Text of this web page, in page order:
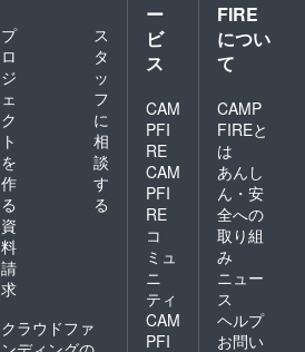
合は、
CAMPF
IREのア
カウン
記載致
しま
す。
※2021
年1月～
2021年
2月発送
予定
「備考
欄」に
必ず(2)
の【エ
レジッ
ト＋サ
イトに
記載し
たいお
名前】
or【記
載不
要】の
記入を
お願い
致しま
す。ま
た、支
プ
ロ
ジ
ェ
ク
ト
を
作
る
ス
タ
ッ
フ
に
相
談
す
る
資
料
請
求
クラウドファ
ー
ビ
ス
CAM
PFI
RE
CAM
PFI
RE
コ
ミュ
ニ
ティ
CAM
PFI
FIRE
につい
て
CAMP
FIREと
は
あんし
ん・安
全への
取り組
み
ニュー
ス
ヘルプ
お問い